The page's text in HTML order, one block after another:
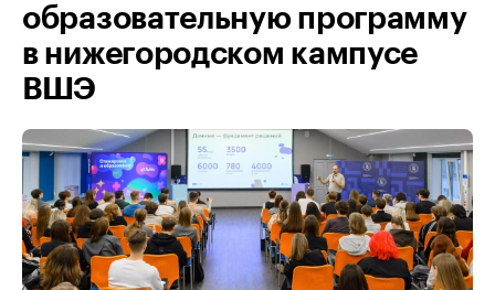
образовательную программу
в нижегородском кампусе
ВШЭ